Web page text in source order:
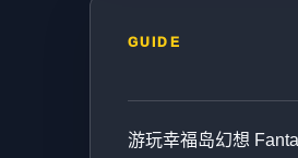
GUIDE
游玩幸福岛幻想